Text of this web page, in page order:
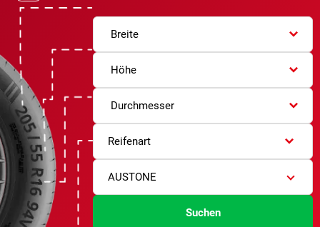
Breite
Höhe
Durchmesser
Reifenart
AUSTONE
Suchen